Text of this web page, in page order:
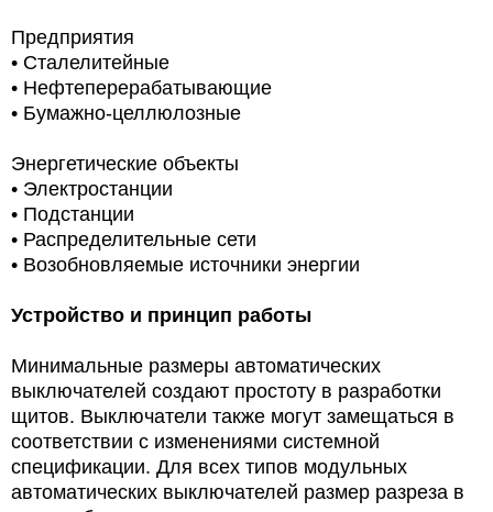
Предприятия
• Сталелитейные
• Нефтеперерабатывающие
• Бумажно-целлюлозные
Энергетические объекты
• Электростанции
• Подстанции
• Распределительные сети
• Возобновляемые источники энергии
Устройство и принцип работы
Минимальные размеры автоматических
выключателей создают простоту в разработки
щитов. Выключатели также могут замещаться в
соответствии с изменениями системной
спецификации. Для всех типов модульных
автоматических выключателей размер разреза в